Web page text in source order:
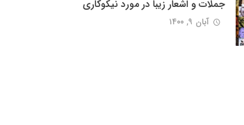
جملات و اشعار زیبا در مورد نیکوکاری
آبان ۹, ۱۴۰۰